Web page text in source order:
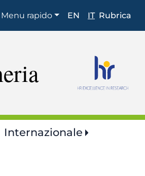
Shortcuts
Menu rapido EN IT Rubrica
Internazionale